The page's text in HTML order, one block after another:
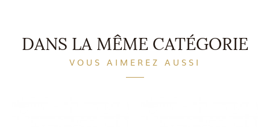
DANS LA MÊME CATÉGORIE
VOUS AIMEREZ AUSSI